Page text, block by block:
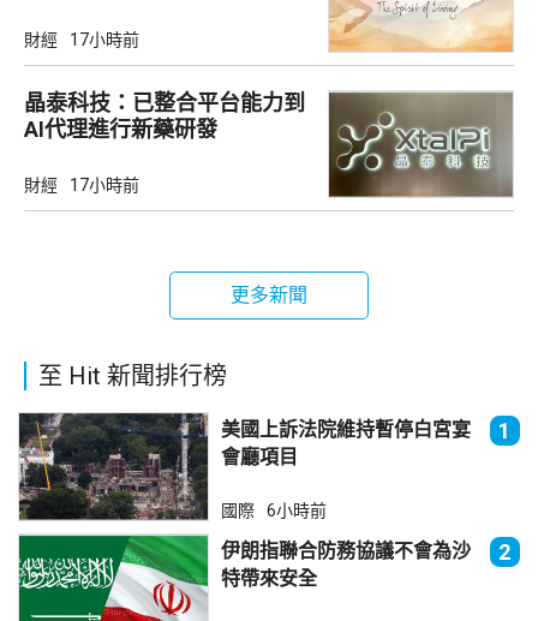
財經 17小時前
晶泰科技：已整合平台能力到
AI代理進行新藥研發
財經 17小時前
更多新聞
至 Hit 新聞排行榜
美國上訴法院維持暫停白宮宴
會廳項目
1
國際 6小時前
伊朗指聯合防務協議不會為沙
特帶來安全
2